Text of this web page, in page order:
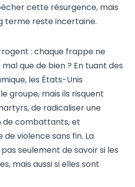
cette résurgence, mais
terme reste incertaine.
: chaque frappe ne
que de bien ? En tuant des
les États-Unis
groupe, mais ils risquent
de radicaliser une
de combattants, et
violence sans fin. La
seulement de savoir si les
mais aussi si elles sont